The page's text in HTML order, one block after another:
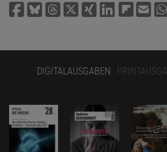
DIGITALAUSGABEN